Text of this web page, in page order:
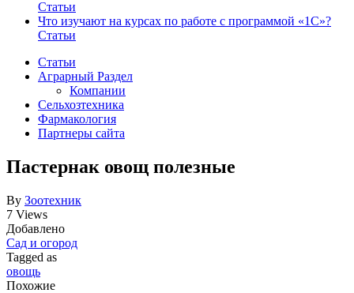
Статьи
Что изучают на курсах по работе с программой «1С»?
Статьи
Статьи
Аграрный Раздел
Компании
Сельхозтехника
Фармакология
Партнеры сайта
Пастернак овощ полезные
By Зоотехник
7 Views
Добавлено
Сад и огород
Tagged as
овощь
Похожие